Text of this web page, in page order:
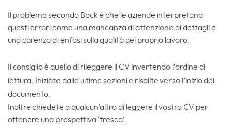
Il problema secondo Bock è che le aziende interpretano
questi errori come una mancanza di attenzione ai dettagli e
una carenza di enfasi sulla qualità del proprio lavoro.
Il consiglio è quello di rileggere il CV invertendo l’ordine di
lettura. Iniziate dalle ultime sezioni e risalite verso l’inizio del
documento.
Inoltre chiedete a qualcun’altro di leggere il vostro CV per
ottenere una prospettiva ‘fresca’.